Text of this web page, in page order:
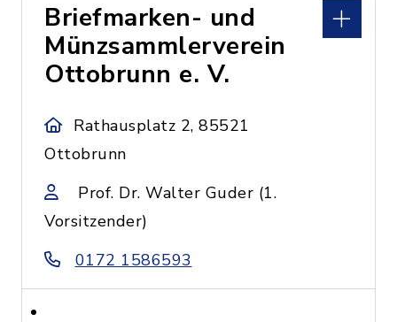
Briefmarken- und
Münzsammlerverein
Ottobrunn e. V.
Rathausplatz 2, 85521
Ottobrunn
Prof. Dr. Walter Guder (1.
Vorsitzender)
0172 1586593